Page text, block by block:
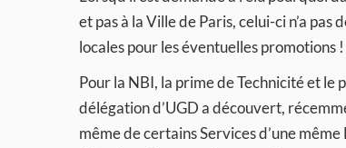
et pas à la Ville de Paris, celui-ci n’a
locales pour les éventuelles promotions !
Pour la NBI, la prime de Technicité et le
délégation d’UGD a découvert,
même de certains Services d’une